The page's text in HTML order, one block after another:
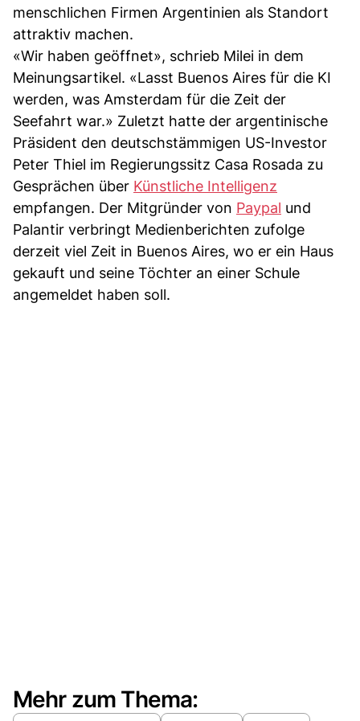
menschlichen Firmen Argentinien als Standort
attraktiv machen.
«Wir haben geöffnet», schrieb Milei in dem
Meinungsartikel. «Lasst Buenos Aires für die KI
werden, was Amsterdam für die Zeit der
Seefahrt war.» Zuletzt hatte der argentinische
Präsident den deutschstämmigen US-Investor
Peter Thiel im Regierungssitz Casa Rosada zu
Gesprächen über Künstliche Intelligenz
empfangen. Der Mitgründer von Paypal und
Palantir verbringt Medienberichten zufolge
derzeit viel Zeit in Buenos Aires, wo er ein Haus
gekauft und seine Töchter an einer Schule
angemeldet haben soll.
Mehr zum Thema: